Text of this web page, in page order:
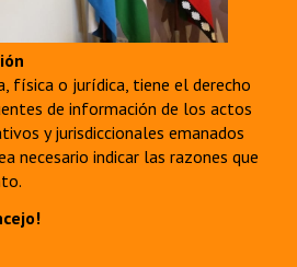
ORGÁNICA
física o jurídica, tiene el derecho
de información de los actos
y jurisdiccionales emanados
necesario indicar las razones que